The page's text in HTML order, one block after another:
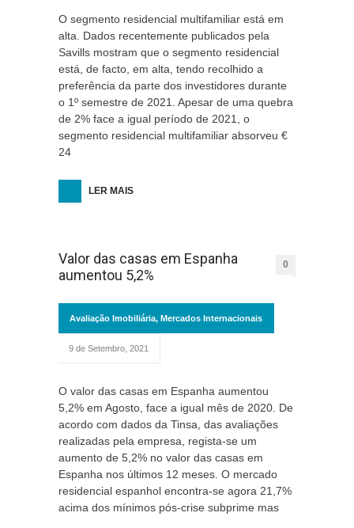
O segmento residencial multifamiliar está em
alta. Dados recentemente publicados pela
Savills mostram que o segmento residencial
está, de facto, em alta, tendo recolhido a
preferência da parte dos investidores durante
o 1º semestre de 2021. Apesar de uma quebra
de 2% face a igual período de 2021, o
segmento residencial multifamiliar absorveu €
24
LER MAIS
Valor das casas em Espanha
aumentou 5,2%
0
Avaliação Imobiliária, Mercados Internacionais
9 de Setembro, 2021
O valor das casas em Espanha aumentou
5,2% em Agosto, face a igual mês de 2020. De
acordo com dados da Tinsa, das avaliações
realizadas pela empresa, regista-se um
aumento de 5,2% no valor das casas em
Espanha nos últimos 12 meses. O mercado
residencial espanhol encontra-se agora 21,7%
acima dos mínimos pós-crise subprime mas